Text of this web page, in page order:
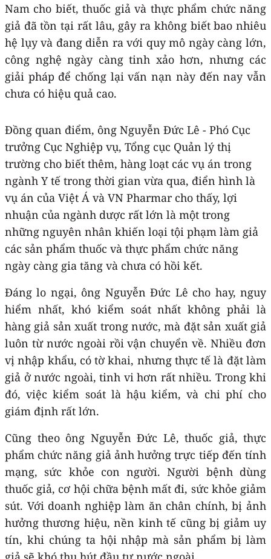
Nam cho biết, thuốc giả và thực phẩm chức năng
giả đã tồn tại rất lâu, gây ra không biết bao nhiêu
hệ lụy và đang diễn ra với quy mô ngày càng lớn,
công nghệ ngày càng tinh xảo hơn, nhưng các
giải pháp để chống lại vấn nạn này đến nay vẫn
chưa có hiệu quả cao.
Đồng quan điểm, ông Nguyễn Đức Lê - Phó Cục
trưởng Cục Nghiệp vụ, Tổng cục Quản lý thị
trường cho biết thêm, hàng loạt các vụ án trong
ngành Y tế trong thời gian vừa qua, điển hình là
vụ án của Việt Á và VN Pharmar cho thấy, lợi
nhuận của ngành dược rất lớn là một trong
những nguyên nhân khiến loại tội phạm làm giả
các sản phẩm thuốc và thực phẩm chức năng
ngày càng gia tăng và chưa có hồi kết.
Đáng lo ngại, ông Nguyễn Đức Lê cho hay, nguy
hiểm nhất, khó kiểm soát nhất không phải là
hàng giả sản xuất trong nước, mà đặt sản xuất giả
luôn từ nước ngoài rồi vận chuyển về. Nhiều đơn
vị nhập khẩu, có tờ khai, nhưng thực tế là đặt làm
giả ở nước ngoài, tinh vi hơn rất nhiều. Trong khi
đó, việc kiểm soát là hậu kiểm, và chi phí cho
giám định rất lớn.
Cũng theo ông Nguyễn Đức Lê, thuốc giả, thực
phẩm chức năng giả ảnh hưởng trực tiếp đến tính
mạng, sức khỏe con người. Người bệnh dùng
thuốc giả, cơ hội chữa bệnh mất đi, sức khỏe giảm
sút. Với doanh nghiệp làm ăn chân chính, bị ảnh
hưởng thương hiệu, nền kinh tế cũng bị giảm uy
tín, khi chúng ta hội nhập mà sản phẩm bị làm